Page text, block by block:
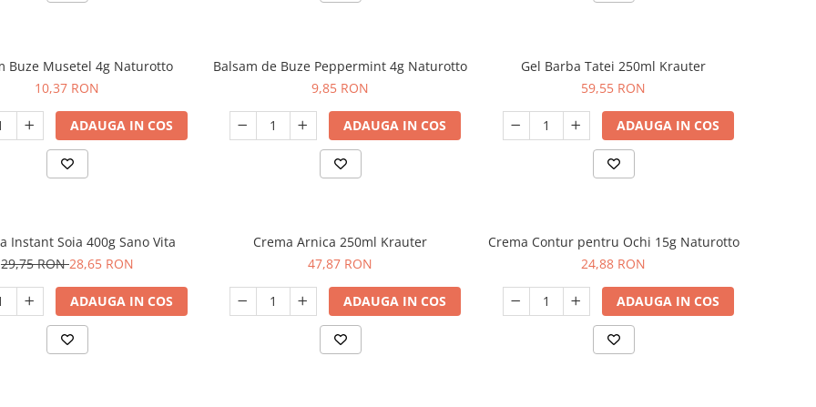
Buze Musetel 4g Naturotto
10,37 RON
ADAUGA IN COS
Balsam de Buze Peppermint 4g Naturotto
9,85 RON
ADAUGA IN COS
Gel Barba Tatei 250ml Krauter
59,55 RON
ADAUGA IN COS
Instant Soia 400g Sano Vita
29,75 RON28,65 RON
ADAUGA IN COS
Crema Arnica 250ml Krauter
47,87 RON
ADAUGA IN COS
Crema Contur pentru Ochi 15g Naturotto
24,88 RON
ADAUGA IN COS